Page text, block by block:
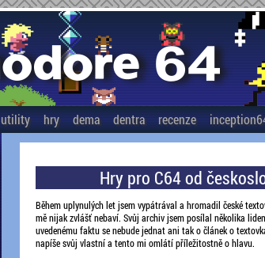
utility hry dema dentra recenze
Hry pro C64 od
Během uplynulých let jsem vypátrával a hromadil české
mě nijak zvlášť nebaví. Svůj archiv jsem posílal několika
uvedenému faktu se nebude jednat ani tak o článek o
napíše svůj vlastní a tento mi omlátí příležitostně o hlavu.